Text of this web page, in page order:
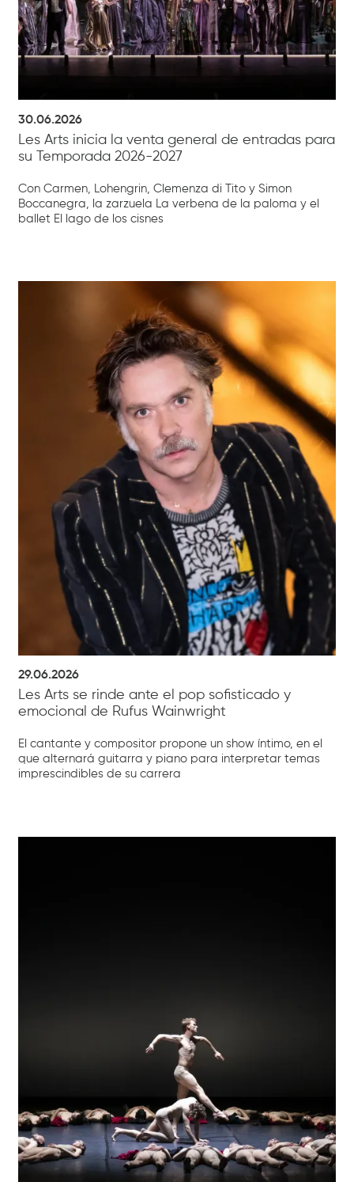
30.06.2026
Les Arts inicia la venta general de entradas para
su Temporada 2026-2027
Con Carmen, Lohengrin, Clemenza di Tito y Simon
Boccanegra, la zarzuela La verbena de la paloma y el
ballet El lago de los cisnes
29.06.2026
Les Arts se rinde ante el pop sofisticado y
emocional de Rufus Wainwright
El cantante y compositor propone un show íntimo, en el
que alternará guitarra y piano para interpretar temas
imprescindibles de su carrera